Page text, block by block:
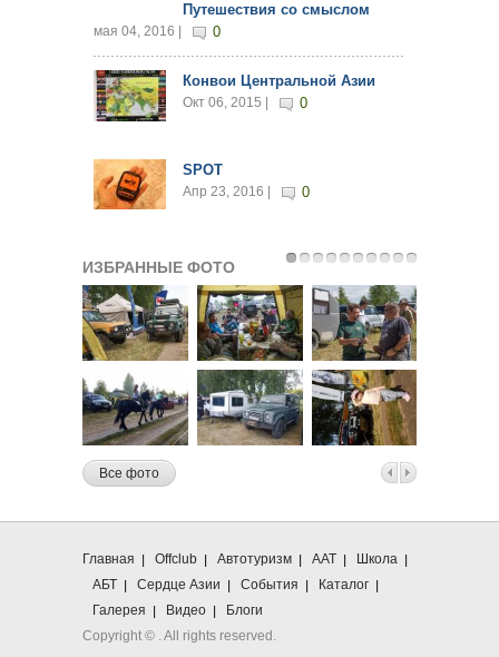
Путешествия со смыслом
мая 04, 2016 | 0
Конвои Центральной Азии
Окт 06, 2015 | 0
SPOT
Апр 23, 2016 | 0
ИЗБРАННЫЕ ФОТО
Все фото
Главная Offclub Автотуризм ААТ
Школа
АБТ
Сердце Азии События
Каталог
Галерея
Видео
Блоги
Copyright © . All rights reserved.